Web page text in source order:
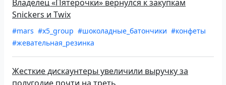
Владелец «Пятерочки» вернулся к закупкам
Snickers и Twix
#mars #x5_group #шоколадные_батончики #конфеты
#жевательная_резинка
Жесткие дискаунтеры увеличили выручку за